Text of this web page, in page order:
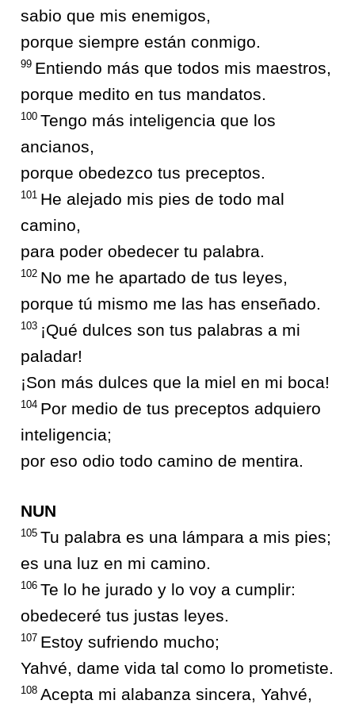
sabio que mis enemigos,
porque siempre están conmigo.
99 Entiendo más que todos mis maestros,
porque medito en tus mandatos.
100 Tengo más inteligencia que los
ancianos,
porque obedezco tus preceptos.
101 He alejado mis pies de todo mal
camino,
para poder obedecer tu palabra.
102 No me he apartado de tus leyes,
porque tú mismo me las has enseñado.
103 ¡Qué dulces son tus palabras a mi
paladar!
¡Son más dulces que la miel en mi boca!
104 Por medio de tus preceptos adquiero
inteligencia;
por eso odio todo camino de mentira.
NUN
105 Tu palabra es una lámpara a mis pies;
es una luz en mi camino.
106 Te lo he jurado y lo voy a cumplir:
obedeceré tus justas leyes.
107 Estoy sufriendo mucho;
Yahvé, dame vida tal como lo prometiste.
108 Acepta mi alabanza sincera, Yahvé,